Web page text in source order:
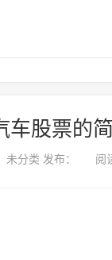
车股票的
未分类 发布： 阅